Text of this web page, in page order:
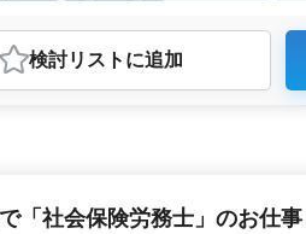
ポイント
さ＞ シニア層も活躍中で、長期経験や
負担も軽減されます。 ＜業務内容
安定した環境で働くことができます。
検討リスト に追加
「社会保険労務士」のお仕